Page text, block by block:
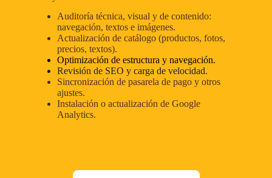
Auditoría técnica, visual y de contenido:
navegación, textos e imágenes.
Actualización de catálogo (productos, fotos,
precios, textos).
Optimización de estructura y navegación.
Revisión de SEO y carga de velocidad.
Sincronización de pasarela de pago y otros
ajustes.
Instalación o actualización de Google
Analytics.